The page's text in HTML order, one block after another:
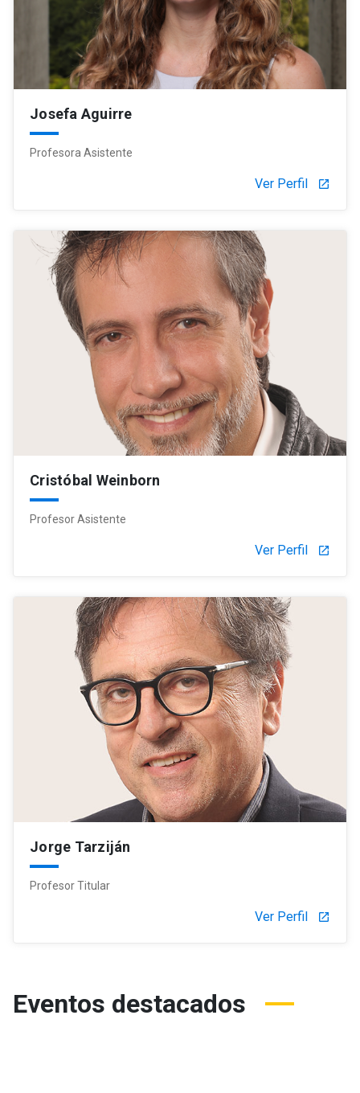
Josefa Aguirre
Profesora Asistente
Ver Perfil launch
Cristóbal Weinborn
Profesor Asistente
Ver Perfil launch
Jorge Tarziján
Profesor Titular
Ver Perfil launch
Eventos destacados